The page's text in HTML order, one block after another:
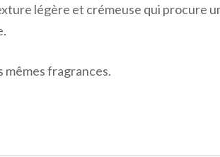
légère et crémeuse qui procure
mêmes fragrances.